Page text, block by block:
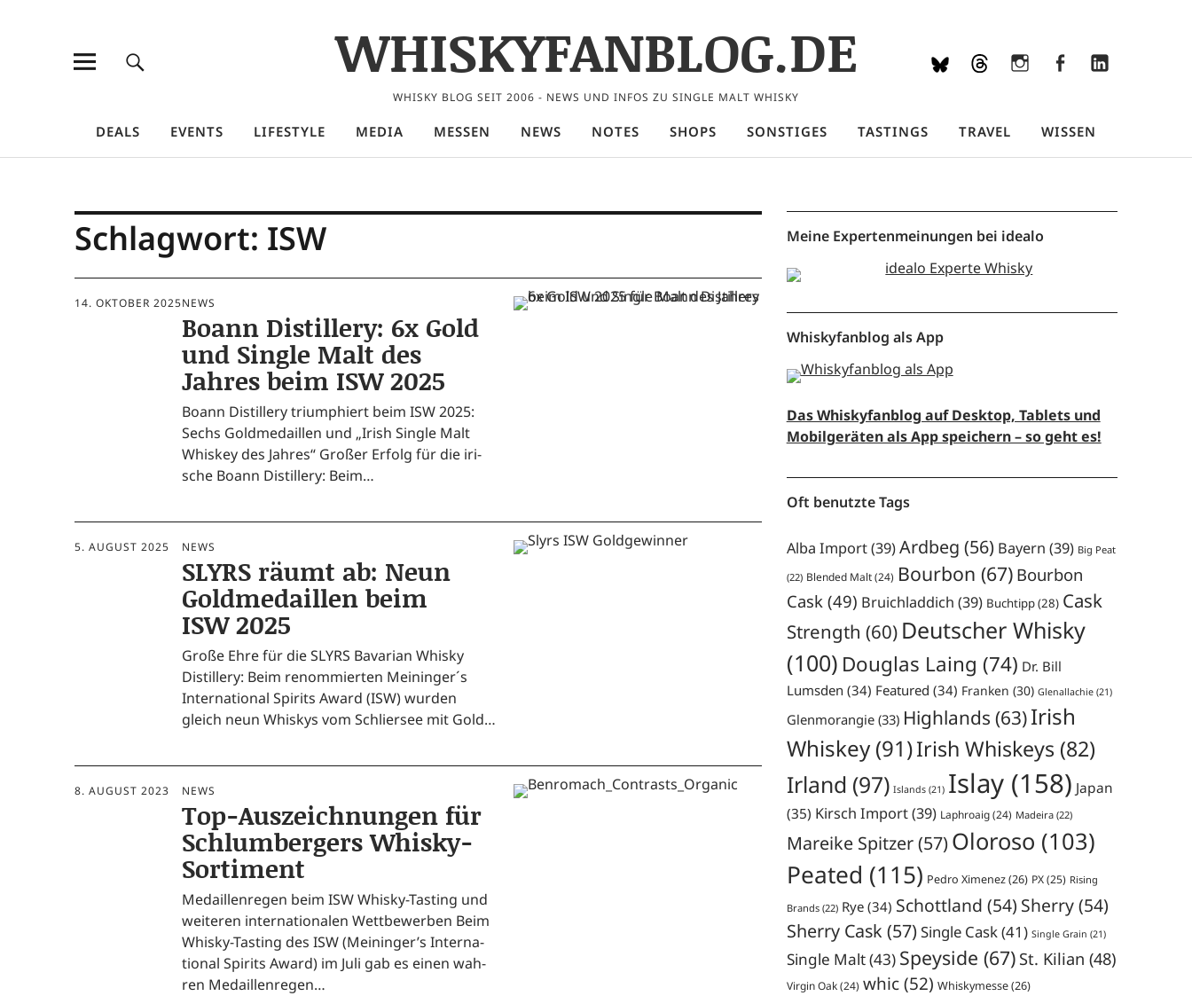
WHISKYFANBLOG.DE
WHISKY BLOG SEIT 2006 - NEWS UND INFOS ZU SINGLE MALT WHISKY
DEALS EVENTS LIFESTYLE MEDIA MESSEN NEWS NOTES SHOPS SONSTIGES TASTINGS TRAVEL WISSEN
Schlagwort: ISW
14. OKTOBER 2025NEWS
Boann Distillery: 6x Gold
und Single Malt des
Jahres beim ISW 2025
Boann Distil­lery tri­um­phiert beim ISW 2025:
Sechs Gold­me­dail­len und „Irish Sin­gle Malt
Whis­key des Jah­res“ Gro­ßer Erfolg für die iri­
sche Boann Distil­lery: Beim…
5. AUGUST 2025 NEWS
SLYRS räumt ab: Neun
Goldmedaillen beim
ISW 2025
Gro­ße Ehre für die SLYRS Bava­ri­an Whis­ky
Distil­lery: Beim renom­mier­ten Meininger´s
Inter­na­tio­nal Spi­rits Award (ISW) wur­den
gleich neun Whis­kys vom Schlier­see mit Gold…
8. AUGUST 2023 NEWS
Top-Auszeichnungen für
Schlumbergers Whisky-
Sortiment
Medail­len­re­gen beim ISW Whis­ky-Tasting und
wei­te­ren inter­na­tio­na­len Wett­be­wer­ben Beim
Whis­ky-Tasting des ISW (Meininger’s Inter­na­
tio­nal Spi­rits Award) im Juli gab es einen wah­
ren Medaillenregen…
Meine Expertenmeinungen bei idealo
Whiskyfanblog als App
Das Whiskyfanblog auf Desktop, Tablets und
Mobilgeräten als App speichern – so geht es!
Oft benutzte Tags
Alba Import(39)Ardbeg (56) Bayern (39) Big Peat
(22) Blended Malt(24) Bourbon (67) Bourbon
Cask(49) Bruichladdich (39) Buchtipp(28) Cask
Strength (60) Deutscher Whisky
(100) Douglas Laing (74) Dr. Bill
Lumsden (34) Featured (34) Franken (30) Glenallachie(21)
Glenmorangie(33) Highlands (63)Irish
Whiskey(91)Irish Whiskeys (82)
Irland (97) Islands(21) Islay(158) Japan
(35) Kirsch Import(39) Laphroaig(24) Madeira(22)
Mareike Spitzer(57)Oloroso (103)
Peated (115) Pedro Ximenez(26) PX(25) Rising
Brands(22) Rye(34) Schottland (54) Sherry(54)
Sherry Cask (57)Single Cask(41) Single Grain (21)
Single Malt(43) Speyside (67) St. Kilian (48)
Virgin Oak(24) whic(52) Whiskymesse(26)